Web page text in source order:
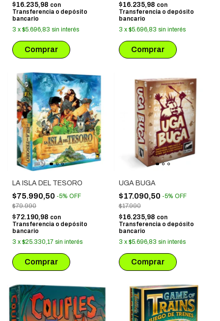
$16.235,98 con
Transferencia o depósito
bancario
3 x $5.696,83 sin interés
$16.235,98 con
Transferencia o depósito
bancario
3 x $5.696,83 sin interés
LA ISLA DEL TESORO
$75.990,50 -5% OFF
$79.990
$72.190,98 con
Transferencia o depósito
bancario
3 x $25.330,17 sin interés
UGA BUGA
$17.090,50 -5% OFF
$17.990
$16.235,98 con
Transferencia o depósito
bancario
3 x $5.696,83 sin interés